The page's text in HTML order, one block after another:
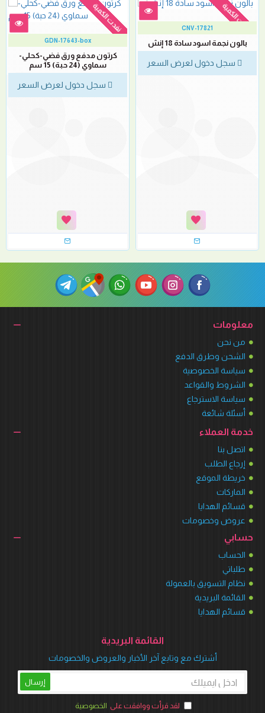
نفدت الكمية CNV-17821
بالون نجمة اسود سادة 18 إنش
سجل دخول لعرض السعر
نفدت الكمية
GDN-17643-box
كرتون مدفع ورق فضي-كحلي-
سماوي (24 حبة) 15 سم
سجل دخول لعرض السعر
معلومات
من نحن
الشحن وطرق الدفع
سياسة الخصوصية
الشروط والقواعد
سياسة الاسترجاع
أسئلة شائعة
خدمة العملاء
اتصل بنا
إرجاع الطلب
خريطة الموقع
الماركات
قسائم الهدايا
عروض وخصومات
حسابي
الحساب
طلباتي
نظام التسويق بالعمولة
القائمة البريدية
قسائم الهدايا
القائمة البريدية
أشترك مع وتابع آخر الأخبار والعروض والخصومات
إرسال
لقد قرأت ووافقت على الخصوصية